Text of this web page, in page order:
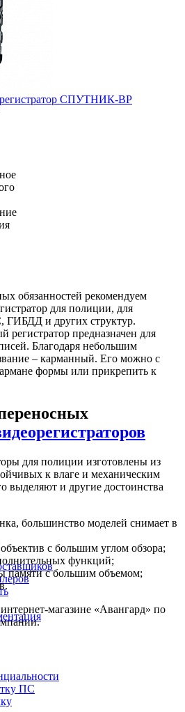
СПУТНИК-ВР
обязанностей рекомендуем
для полиции, для
ГИБДД и других структур.
регистратор предназначен для
Благодаря небольшим
– карманный. Его можно с
формы или прикрепить к
для полиции изготовлены из
к влаге и механическим
выделяют и другие достоинства
большинство моделей снимает в
с большим углом обзора;
функций;
памяти с большим объемом;
магазине «Авангард» по
ПС